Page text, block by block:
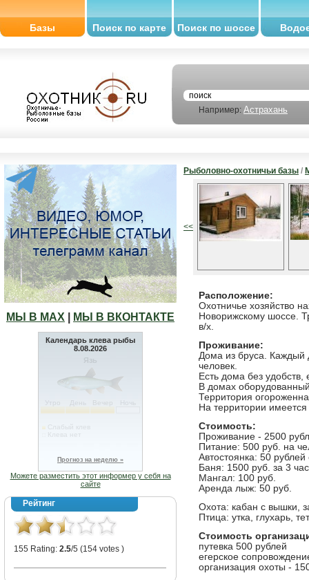
Базы Поиск по карте Поиск по шоссе
Например: Астрахань
МЫ В МАХ МЫ В ВКОНТАКТЕ
Календарь клева рыбы
8.08.2026
Прогноз на неделю »
Можете разместить этот информер у себя на
сайте
Рейтинг
155 Rating: 2.5/5 (154 votes )
Рыболовно-охотничьи базы /
<<
Расположение:
Охотничье хозяйство
Новорижскому шоссе.
в/х.
Проживание:
Дома из бруса. Каждый
человек.
Есть дома без
В домах
Территория
На территории
Стоимость:
Проживание - 2500
Питание: 500 руб. на
Автостоянка: 50
Баня: 1500 руб. за 3
Мангал: 100 руб.
Аренда лыж: 50 руб.
Охота: кабан с вышки,
Птица: утка, глухарь,
Стоимость
путевка 500 рублей
егерское
организация охоты -